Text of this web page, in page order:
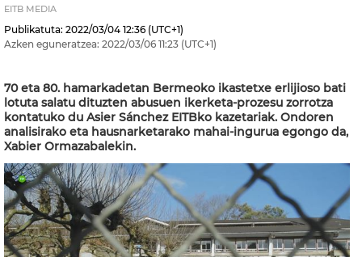
EITB MEDIA
Publikatuta: 2022/03/04 12:36 (UTC+1)
Azken eguneratzea: 2022/03/06 11:23 (UTC+1)
70 eta 80. hamarkadetan Bermeoko ikastetxe erlijioso bati
lotuta salatu dituzten abusuen ikerketa-prozesu zorrotza
kontatuko du Asier Sánchez EITBko kazetariak. Ondoren
analisirako eta hausnarketarako mahai-ingurua egongo da,
Xabier Ormazabalekin.